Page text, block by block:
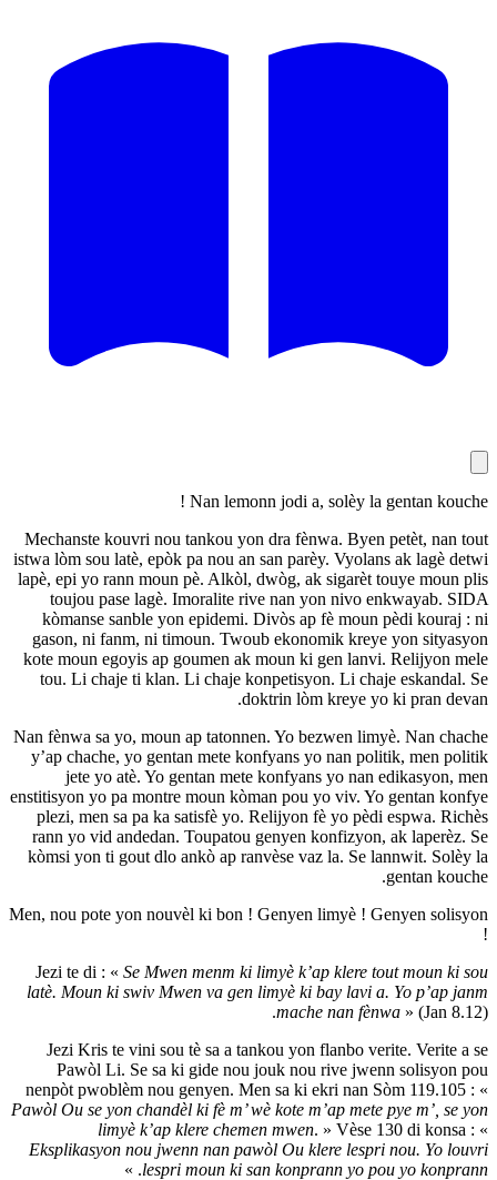
Nan lemonn jodi
Mechanste kouvri nou tankou yon dra
istwa lòm sou latè, epòk pa nou an san
lapè, epi yo rann moun pè. Alkòl, dwòg,
toujou pase lagè. Imoralite rive nan
kòmanse sanble yon epidemi. Divòs
gason, ni fanm, ni timoun. Twoub
kote moun egoyis ap goumen ak moun
tou. Li chaje ti klan. Li chaje
doktrin
Nan fènwa sa yo, moun ap tatonnen. Yo
y’ap chache, yo gentan mete konfyans
jete yo atè. Yo gentan mete
enstitisyon yo pa montre moun kòman pou
plezi, men sa pa ka satisfè yo. Relijyon
rann yo vid andedan. Toupatou genyen
kòmsi yon ti gout dlo ankò ap ranvèse
Men, nou pote yon nouvèl ki bon !
Jezi te di : «Se Mwen menm ki limyè
latè. Moun ki swiv Mwen va gen limyè ki
Jezi Kris te vini sou tè sa a tankou
Pawòl Li. Se sa ki gide nou jouk
nenpòt pwoblèm nou genyen. Men sa ki
Pawòl Ou se yon chandèl ki fè m’ wè kote
limyè k’ap klere chemen mwen
Eksplikasyon nou jwenn nan pawòl Ou
lespri moun ki san
. »